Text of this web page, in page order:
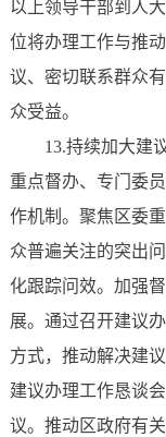
以上领导干部到人
位将办理工作与推
议、密切联系群众
众受益。
13.持续加大建
重点督办、专门委
作机制。聚焦区委
众普遍关注的突出
化跟踪问效。加强
展。通过召开建议
方式，推动解决建
建议办理工作恳谈
议。推动区政府有